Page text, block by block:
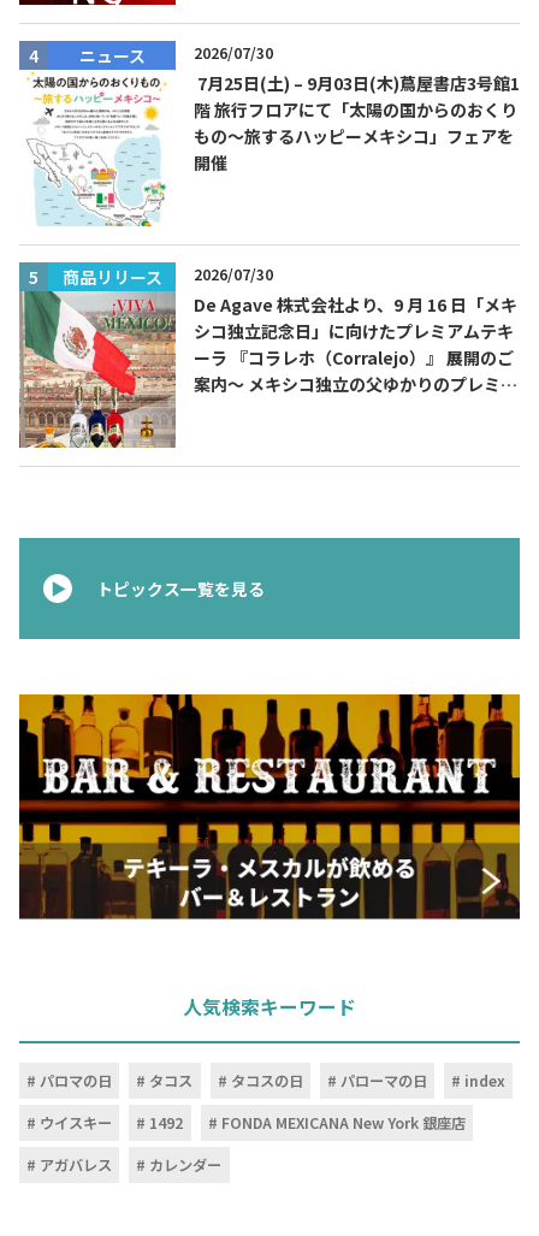
ニュース 2026/07/30
7月25日(土) – 9月03日(木)蔦屋書店3号館1
階 旅行フロアにて「太陽の国からのおくり
もの～旅するハッピーメキシコ」フェアを
開催
商品リリース 2026/07/30
De Agave 株式会社より、9 月 16 日「メキ
シコ独立記念日」に向けたプレミアムテキ
ーラ 『コラレホ（Corralejo）』 展開のご
案内〜 メキシコ独立の父ゆかりのプレミア
トピックス一覧を見る
人気検索キーワード
パロマの日 タコス タコスの日 パローマの日
index
ウイスキー
1492
FONDA MEXICANA New York 銀座店
アガバレス
カレンダー